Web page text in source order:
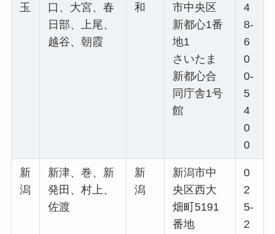
玉
口、大宮、春
日部、上尾、
越谷、朝霞
和
市中央区
新都心1番
地1
さいたま
新都心合
同庁舎1号
館
4
8-
6
0
0-
5
4
0
0
新
潟
新津、巻、新
発田、村上、
佐渡
新
潟
新潟市中
央区西大
畑町5191
番地
0
2
5-
2